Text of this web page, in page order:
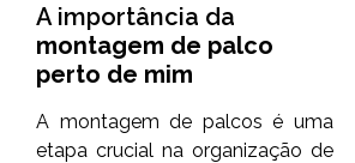
A importância da
montagem de palco
perto de mim
A montagem de palcos é uma
etapa crucial na organização de